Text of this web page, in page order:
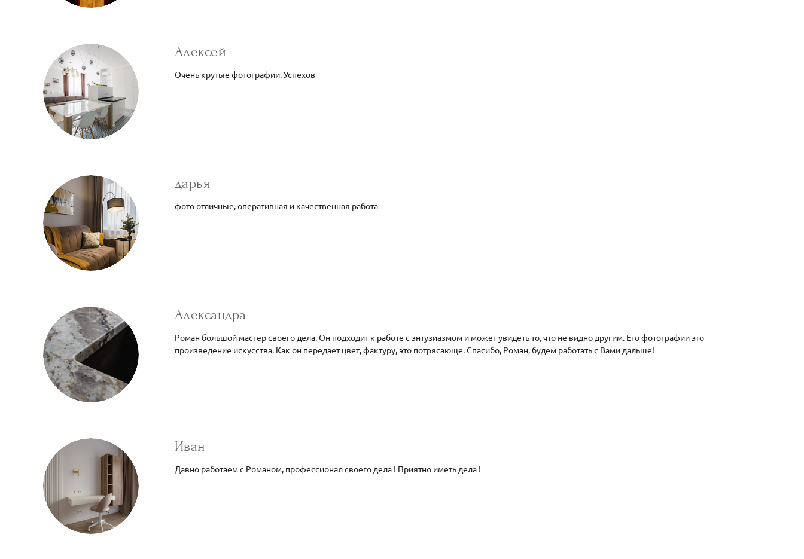
Алексей
Очень крутые фотографии. Успехов
дарья
фото отличные, оперативная и качественная работа
Александра
Роман большой мастер своего дела. Он подходит к работе с энтузиазмом и может увидеть то, что не видно другим. Его фотографии это
произведение искусства. Как он передает цвет, фактуру, это потрясающе. Спасибо, Роман, будем работать с Вами дальше!
Иван
Давно работаем с Романом, профессионал своего дела ! Приятно иметь дела !